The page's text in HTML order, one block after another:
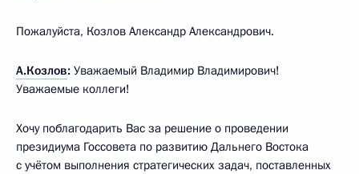
Пожалуйста, Козлов Александр Александрович.
А.Козлов: Уважаемый Владимир Владимирович!
Уважаемые коллеги!
Хочу поблагодарить Вас за решение о проведении
президиума Госсовета по развитию Дальнего Востока
с учётом выполнения стратегических задач, поставленных